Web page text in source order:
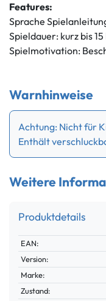
Features:
Sprache
Spieldauer: kurz bis 15
Spielmotivation:
Warnhinweise
Achtung: Nicht für
Enthält
Weitere
Produktdetails
Technisches
Merkmal
Wert
EAN:
Version:
Marke:
Zustand: